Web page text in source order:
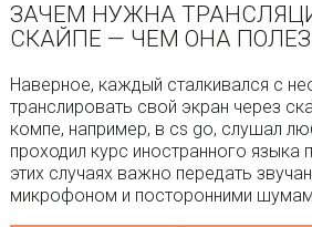
ЗАЧЕМ НУЖНА
СКАЙПЕ — ЧЕМ ОНА
Наверное, каждый сталкивался с
транслировать свой экран через
компе, например, в cs go, слушал
проходил курс иностранного
этих случаях важно передать
микрофоном и посторонними